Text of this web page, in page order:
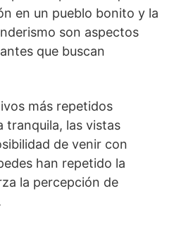
en un pueblo bonito y la
son aspectos
que buscan
más repetidos
tranquila, las vistas
de venir con
han repetido la
la percepción de